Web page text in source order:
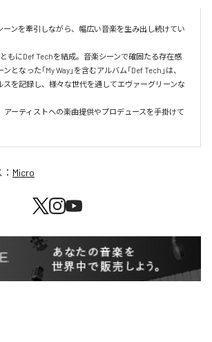
ーンを牽引しながら、幅広い音楽を生み出し続けてい
もにDef Techを結成。音楽シーンで確固たる存在感
となった「My Way」を含むアルバム「Def Tech」は、
を記録し、様々な世代を通してエヴァーグリーンな
アーティストへの楽曲提供やプロデュースを手掛けて
Micro